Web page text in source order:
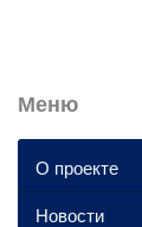
Меню
О проекте
Новости